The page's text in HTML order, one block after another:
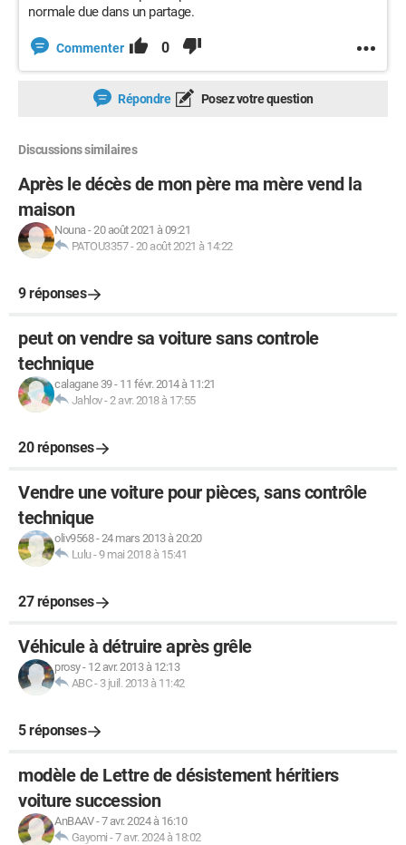
normale due dans un partage.
Commenter 0
Répondre Posez votre question
Discussions similaires
Après le décès de mon père ma mère vend la
maison
Nouna-20 août 2021 à 09:21
PATOU3357-20 août 2021 à 14:22
9 réponses
peut on vendre sa voiture sans controle
technique
calagane 39- 11 févr. 2014 à 11:21
Jahlov-2 avr. 2018 à 17:55
20 réponses
Vendre une voiture pour pièces, sans contrôle
technique
oliv9568-24 mars 2013 à 20:20
Lulu-9 mai 2018 à 15:41
27 réponses
Véhicule à détruire après grêle
prosy- 12 avr. 2013 à 12:13
ABC- 3 juil. 2013 à 11:42
5 réponses
modèle de Lettre de désistement héritiers
voiture succession
AnBAAV-7 avr. 2024 à 16:10
Gayomi -7 avr. 2024 à 18:02